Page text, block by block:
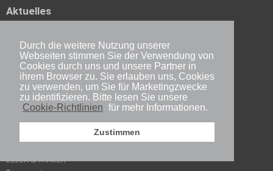
Durch die weitere Nutzung unserer
Webseiten stimmen Sie der Verwendung von
Cookies durch uns und unsere Partner in
ihrem Browser zu. Sie erlauben uns, Cookies
zu verwenden, um Sie für Marketingzwecke
zu identifizieren. Bitte lesen Sie unsere
Cookie-Richtlinien für mehr Informationen.
Zustimmen
Aktuelles
Events
100 wichtige Japaner
Gesellschaft
Politik & Wirtschaft
Wissenschaft & Forschung
Essen & Trinken